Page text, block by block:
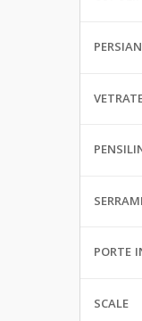
PORTE
SCALE